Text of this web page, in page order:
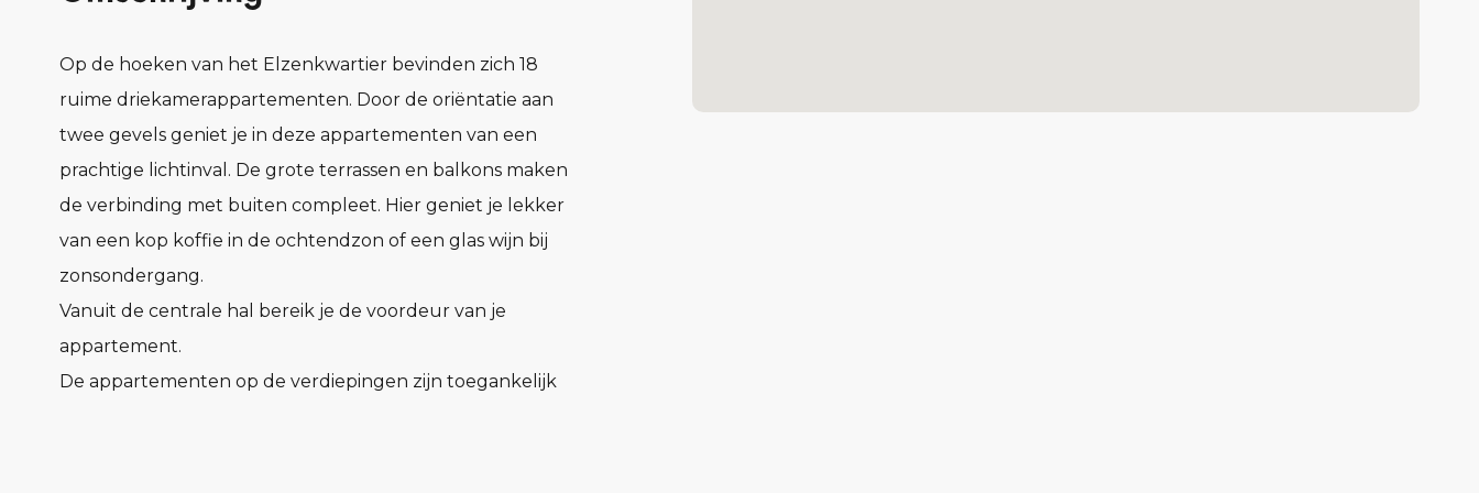
Op de hoeken van het Elzenkwartier bevinden zich 18
ruime driekamerappartementen. Door de oriëntatie aan
twee gevels geniet je in deze appartementen van een
prachtige lichtinval. De grote terrassen en balkons maken
de verbinding met buiten compleet. Hier geniet je lekker
van een kop koffie in de ochtendzon of een glas wijn bij
zonsondergang.
Vanuit de centrale hal bereik je de voordeur van je
appartement.
De appartementen op de verdiepingen zijn toegankelijk